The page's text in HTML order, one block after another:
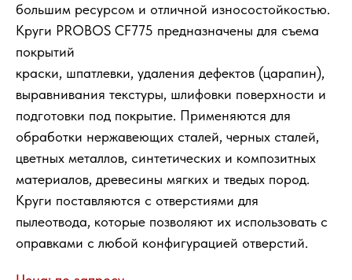
большим ресурсом и отличной износостойкостью.
Круги PROBOS CF775 предназначены для съема
покрытий
краски, шпатлевки, удаления дефектов (царапин),
выравнивания текстуры, шлифовки поверхности и
подготовки под покрытие. Применяются для
обработки нержавеющих сталей, черных сталей,
цветных металлов, синтетических и композитных
материалов, древесины мягких и тведых пород.
Круги поставляются с отверстиями для
пылеотвода, которые позволяют их использовать с
оправками с любой конфигурацией отверстий.